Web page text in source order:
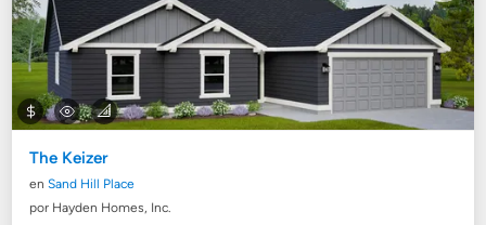
The Keizer
enSand Hill Place
por Hayden Homes, Inc.